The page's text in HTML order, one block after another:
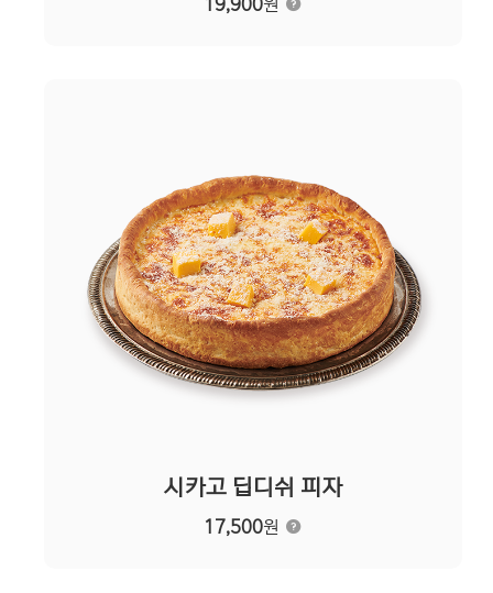
19,900원
시카고 딥디쉬 피자
17,500원